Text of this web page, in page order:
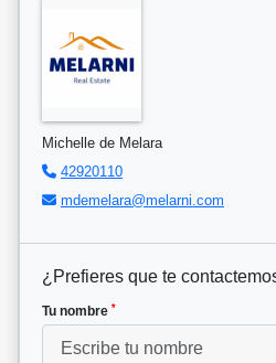
Michelle de Melara
42920110
mdemelara@melarni.com
¿Prefieres que te
Tu nombre *